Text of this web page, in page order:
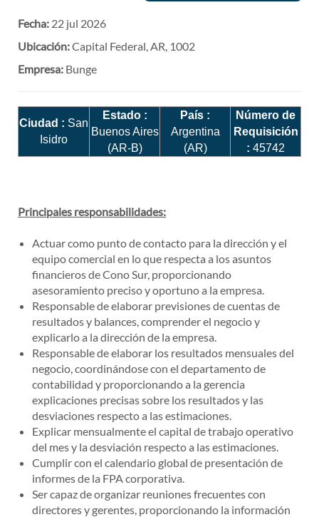
Fecha: 22 jul 2026
Ubicación:Capital Federal, AR, 1002
Empresa: Bunge
Ciudad : San
Isidro
Estado :
Buenos Aires
(AR-B)
País :
Argentina
(AR)
Número de
Requisición
: 45742
Principales responsabilidades:
Actuar como punto de contacto para la dirección y el
equipo comercial en lo que respecta a los asuntos
financieros de Cono Sur, proporcionando
asesoramiento preciso y oportuno a la empresa.
Responsable de elaborar previsiones de cuentas de
resultados y balances, comprender el negocio y
explicarlo a la dirección de la empresa.
Responsable de elaborar los resultados mensuales del
negocio, coordinándose con el departamento de
contabilidad y proporcionando a la gerencia
explicaciones precisas sobre los resultados y las
desviaciones respecto a las estimaciones.
Explicar mensualmente el capital de trabajo operativo
del mes y la desviación respecto a las estimaciones.
Cumplir con el calendario global de presentación de
informes de la FPA corporativa.
Ser capaz de organizar reuniones frecuentes con
directores y gerentes, proporcionando la información